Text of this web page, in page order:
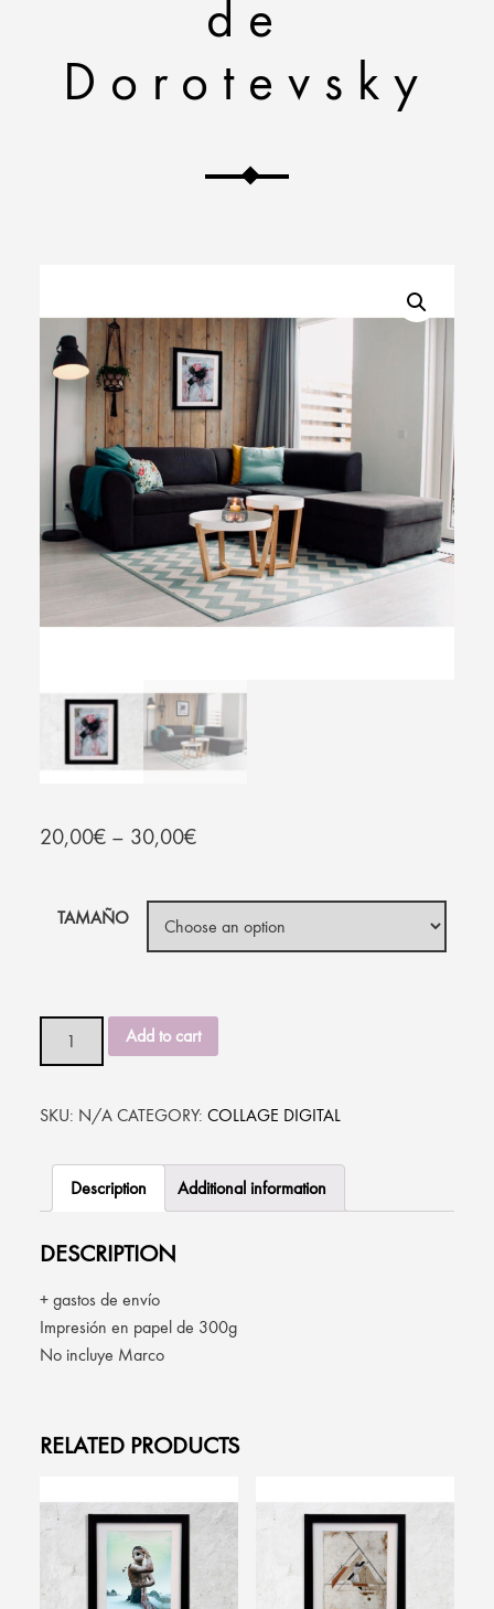
de
Dorotevsky
20,00€– 30,00€
TAMAÑO
"LA CARGA", DE DOROTEVSKY QUANTITY
Add to cart
SKU: N/ACATEGORY: COLLAGE DIGITAL
Description Additional information
DESCRIPTION
+ gastos de envío
Impresión en papel de 300g
No incluye Marco
RELATED PRODUCTS